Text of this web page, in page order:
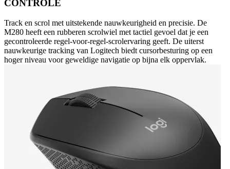
CONTROLE
Track en scrol met uitstekende nauwkeurigheid en precisie. De
M280 heeft een rubberen scrolwiel met tactiel gevoel dat je een
gecontroleerde regel-voor-regel-scrolervaring geeft. De uiterst
nauwkeurige tracking van Logitech biedt cursorbesturing op een
hoger niveau voor geweldige navigatie op bijna elk oppervlak.